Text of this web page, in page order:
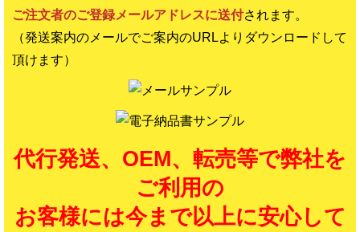
ご注文者のご登録メールアドレスに送付されます。
（発送案内のメールでご案内のURLよりダウンロードして
頂けます）
代行発送、OEM、転売等で弊社を
ご利用の
お客様には今まで以上に安心して